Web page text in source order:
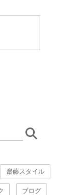
齋藤スタイル
ブログ